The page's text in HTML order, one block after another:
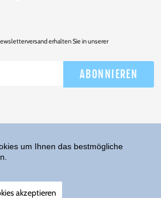
erhalten Sie in unserer
ABONNIEREN
mit VersaCommerce.
um Ihnen das bestmögliche
akzeptieren